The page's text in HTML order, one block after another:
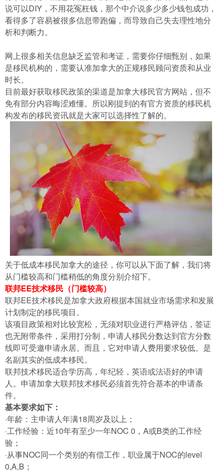
说可以DIY，不用花冤枉钱，那个中介说多少多少钱包成功，
看得多了容易被很多信息带跑偏，而导致自己失去理性地分
析和判断力。
网上很多相关信息缺乏监管和考证，需要你仔细甄别，如果
是移民机构的，需要认准加拿大的正规移民顾问资质和从业
时长。
目前最好获取移民政策的渠道是加拿大移民官方网站，但不
免有部分内容晦涩难懂。所以刚提到的有官方资质的移民机
构发布的移民资讯就是大家可以选择性了解的。
关于低成本移民加拿大的途径，你可以从下面了解，我们将
从门槛较高和门槛稍低的角度分别介绍下。
联邦EE技术移民（门槛较高）
联邦EE技术移民是加拿大政府根据本国就业市场需求和发展
计划制定的移民项目。
该项目政策相对比较宽松，无须对职业进行严格评估，签证
也无附带条件，采用打分制，申请人移民分数达到官方分数
线即可受邀申请永居。而且，它对申请人费用要求较低。是
名副其实的低成本移民。
联邦技术移民适合学历高，年纪轻，英语或法语好的申请
人。申请加拿大联邦技术移民必须首先符合基本的申请条
件。
基本要求如下：
·年龄：主申请人年满18周岁及以上；
·工作经验：近10年有至少一年NOC 0，A或B类的工作经
验；
·从事NOC同一个类别的有偿工作，职业属于NOC的level
0,A,B；